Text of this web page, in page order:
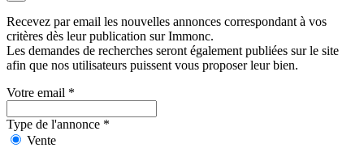
Recevez par email les nouvelles annonces correspondant à vos
critères dès leur publication sur Immonc.
Les demandes de recherches seront également publiées sur le site
afin que nos utilisateurs puissent vous proposer leur bien.
Votre email *
Type de l'annonce *
Vente